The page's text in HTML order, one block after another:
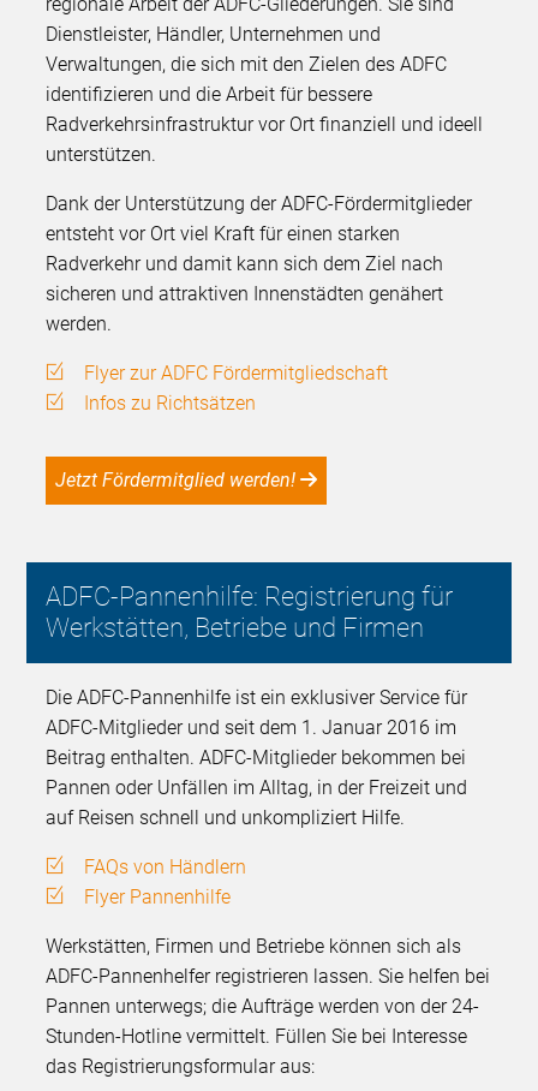
Dienstleister, Händler, Unternehmen und
Verwaltungen, die sich mit den Zielen des ADFC
identifizieren und die Arbeit für bessere
Radverkehrsinfrastruktur vor Ort finanziell und ideell
unterstützen.
Dank der Unterstützung der ADFC-Fördermitglieder
entsteht vor Ort viel Kraft für einen starken
Radverkehr und damit kann sich dem Ziel nach
sicheren und attraktiven Innenstädten genähert
werden.
Flyer zur ADFC Fördermitgliedschaft
Infos zu Richtsätzen
Jetzt Fördermitglied werden!
ADFC-Pannenhilfe: Registrierung für
Werkstätten, Betriebe und Firmen
Die ADFC-Pannenhilfe ist ein exklusiver Service für
ADFC-Mitglieder und seit dem 1. Januar 2016 im
Beitrag enthalten. ADFC-Mitglieder bekommen bei
Pannen oder Unfällen im Alltag, in der Freizeit und
auf Reisen schnell und unkompliziert Hilfe.
FAQs von Händlern
Flyer Pannenhilfe
Werkstätten, Firmen und Betriebe können sich als
ADFC-Pannenhelfer registrieren lassen. Sie helfen bei
Pannen unterwegs; die Aufträge werden von der 24-
Stunden-Hotline vermittelt. Füllen Sie bei Interesse
das Registrierungsformular aus: